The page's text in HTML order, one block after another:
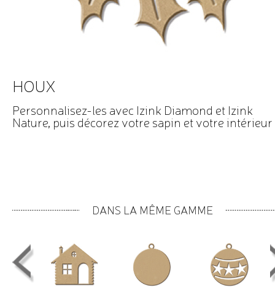
HOUX
Personnalisez-les avec Izink Diamond et Izink
Nature, puis décorez votre sapin et votre intérieur
DANS LA MÊME GAMME